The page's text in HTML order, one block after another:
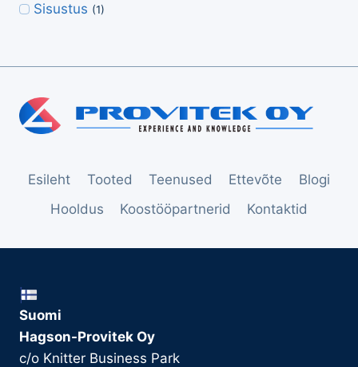
Sisustus (1)
Esileht Tooted Teenused Ettevõte
Blogi
Hooldus
Koostööpartnerid Kontaktid
Suomi
Hagson-Provitek Oy
c/o Knitter Business Park